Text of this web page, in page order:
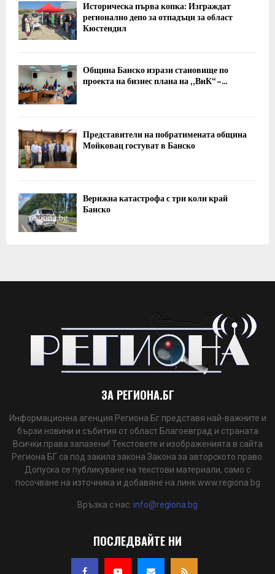
Историческа първа копка: Изграждат
регионално депо за отпадъци за област
Кюстендил
Община Банско изрази становище по
проекта на бизнес плана на „ВиК“ –...
Представители на побратимената община
Мойковац гостуват в Банско
Верижна катастрофа с три коли край
Банско
ЗА РЕГИОНА.БГ
Информационна агенция Региона Бг представя най-важните и
бързи новини и събития от област Благоевград и страната
Всички права запазени! Текстовете и изображенията в сайта
Региона БГ са под закила закона Закона за авторското право.
Допуска се публикуване на текстови материали, само с
посочване на източника и добавяне на линк www.regiona.bg
Връзка с нас: info@regiona.bg
ПОСЛЕДВАЙТЕ НИ